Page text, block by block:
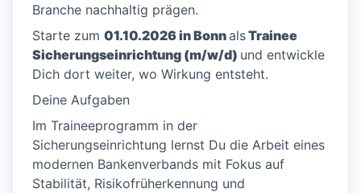
Branche nachhaltig prägen.
Starte zum 01.10.2026 in BonnalsTrainee
Sicherungseinrichtung (m/w/d) und entwickle
Dich dort weiter, wo Wirkung entsteht.
Deine Aufgaben
Im Traineeprogramm in der
Sicherungseinrichtung lernst Du die Arbeit eines
modernen Bankenverbands mit Fokus auf
Stabilität, Risikofrüherkennung und